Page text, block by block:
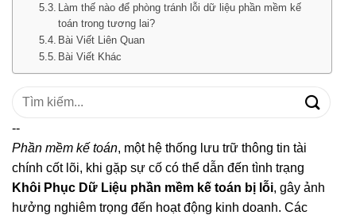
Làm thế nào để phòng tránh lỗi dữ liệu phần mềm kế
toán trong tương lai?
Bài Viết Liên Quan
Bài Viết Khác
Tìm
--
Phần mềm kế toán, một hệ thống lưu trữ thông tin tài
chính cốt lõi, khi gặp sự cố có thể dẫn đến tình trạng
Khôi Phục Dữ Liệu phần mềm kế toán bị lỗi, gây ảnh
hưởng nghiêm trọng đến hoạt động kinh doanh. Các